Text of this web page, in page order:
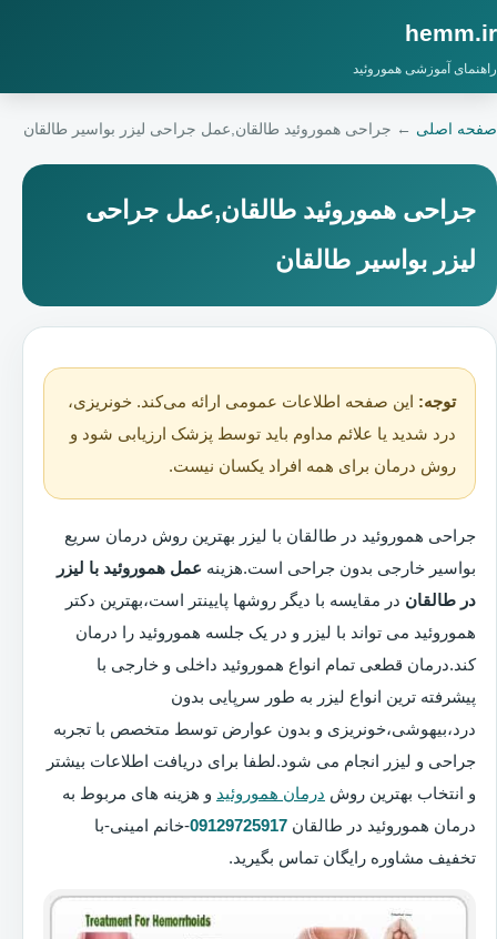
hemm.ir
راهنمای آموزشی هموروئید
صفحه اصلی ← جراحی هموروئید طالقان,عمل جراحی لیزر بواسیر طالقان
جراحی هموروئید طالقان,عمل جراحی
لیزر بواسیر طالقان
توجه: این صفحه اطلاعات عمومی ارائه می‌کند. خونریزی،
درد شدید یا علائم مداوم باید توسط پزشک ارزیابی شود و
روش درمان برای همه افراد یکسان نیست.
جراحی هموروئید در طالقان با لیزر بهترین روش درمان سریع
بواسیر خارجی بدون جراحی است.هزینه عمل هموروئید با لیزر
در طالقان در مقایسه با دیگر روشها پایینتر است،بهترین دکتر
هموروئید می تواند با لیزر و در یک جلسه هموروئید را درمان
کند.درمان قطعی تمام انواع هموروئید داخلی و خارجی با
پیشرفته ترین انواع لیزر به طور سرپایی بدون
درد،بیهوشی،خونریزی و بدون عوارض توسط متخصص با تجربه
جراحی و لیزر انجام می شود.لطفا برای دریافت اطلاعات بیشتر
و انتخاب بهترین روش درمان هموروئید و هزینه های مربوط به
درمان هموروئید در طالقان 09129725917-خانم امینی-با
تخفیف مشاوره رایگان تماس بگیرید.